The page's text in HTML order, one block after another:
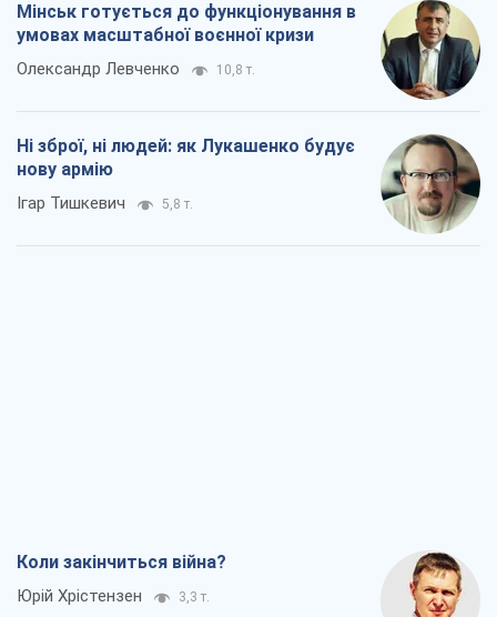
Мінськ готується до функціонування в
умовах масштабної воєнної кризи
Олександр Левченко 10,8 т.
Ні зброї, ні людей: як Лукашенко будує
нову армію
Ігар Тишкевич 5,8 т.
Коли закінчиться війна?
Юрій Хрістензен 3,3 т.